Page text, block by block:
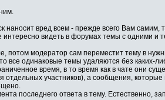
вред всем - прежде всего Вам самим,
видеть в форумах темы с одними и
потом модератор сам переместит тему в
все одинаковые темы удаляются без каких-
время, в то время как в чате они
участников), а сообщения, которые
последнего ответа в тему. Естественно,